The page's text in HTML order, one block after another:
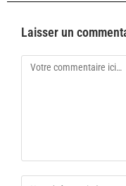
Laisser un